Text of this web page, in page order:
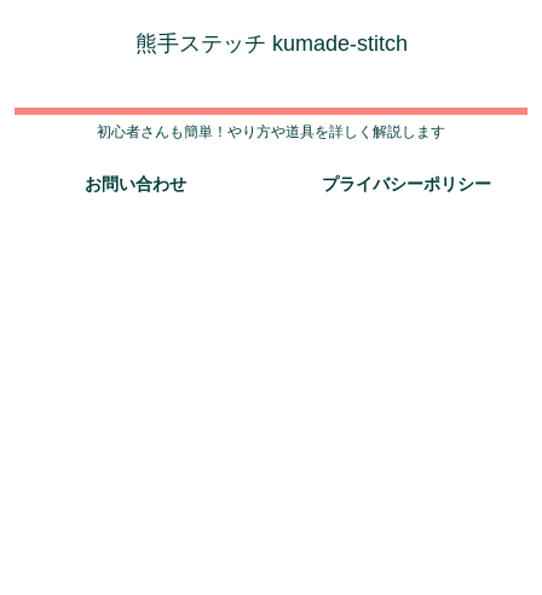
熊手ステッチ kumade-stitch
初心者さんも簡単！やり方や道具を詳しく解説します
お問い合わせ プライバシーポリシー